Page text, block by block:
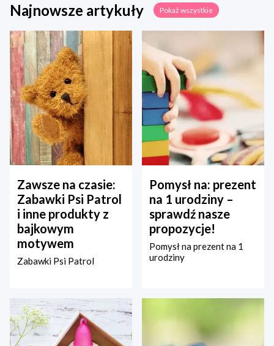
Najnowsze artykuły Pokaż wszystkie
Zawsze na czasie:
Zabawki Psi Patrol
i inne produkty z
bajkowym
motywem
Zabawki Psi Patrol
Pomysł na: prezent
na 1 urodziny –
sprawdź nasze
propozycje!
Pomysł na prezent na 1
urodziny